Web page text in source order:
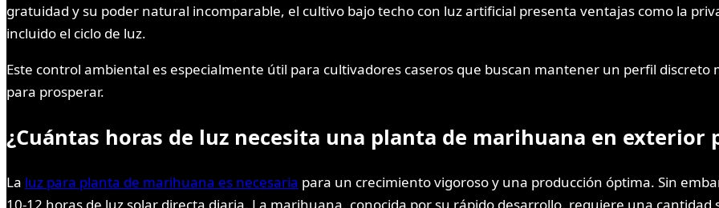
gratuidad y su poder natural incomparable, el cultivo bajo techo con luz artificial presenta ventajas como la
incluido el ciclo de luz.
Este control ambiental es especialmente útil para cultivadores caseros que buscan mantener un perfil
para prosperar.
¿Cuántas horas de luz necesita una planta de marihuana en exterior
La luz para planta de marihuana es necesaria para un crecimiento vigoroso y una producción óptima. Sin